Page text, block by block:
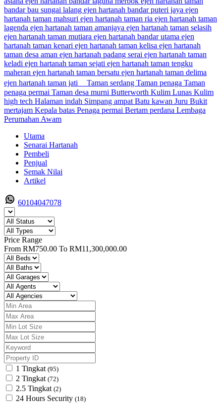
Utama
Senarai Hartanah
Pembeli
Penjual
Semak Nilai
Artikel
60104047078
Price Range
From RM750.00 To RM11,300,000.00
1 Tingkat (95)
2 Tingkat (72)
2.5 Tingkat (2)
24 Hours Security (18)